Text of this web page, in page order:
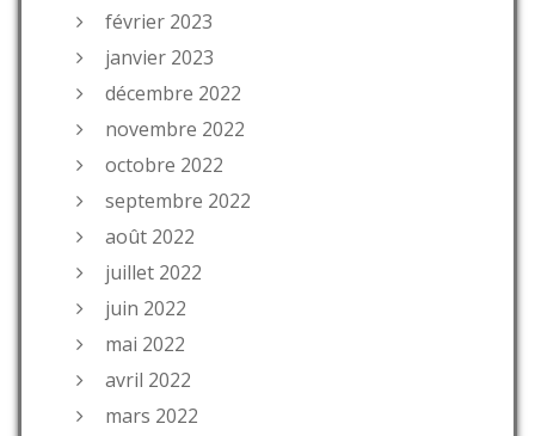
février 2023
janvier 2023
décembre 2022
novembre 2022
octobre 2022
septembre 2022
août 2022
juillet 2022
juin 2022
mai 2022
avril 2022
mars 2022